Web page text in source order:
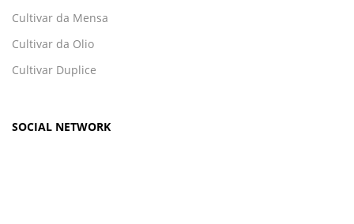
Cultivar da Mensa
Cultivar da Olio
Cultivar Duplice
SOCIAL NETWORK